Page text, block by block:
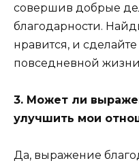
совершив добрые
благодарности.
нравится, и
повседневной
3. Может ли
улучшить мои
Да, выражение